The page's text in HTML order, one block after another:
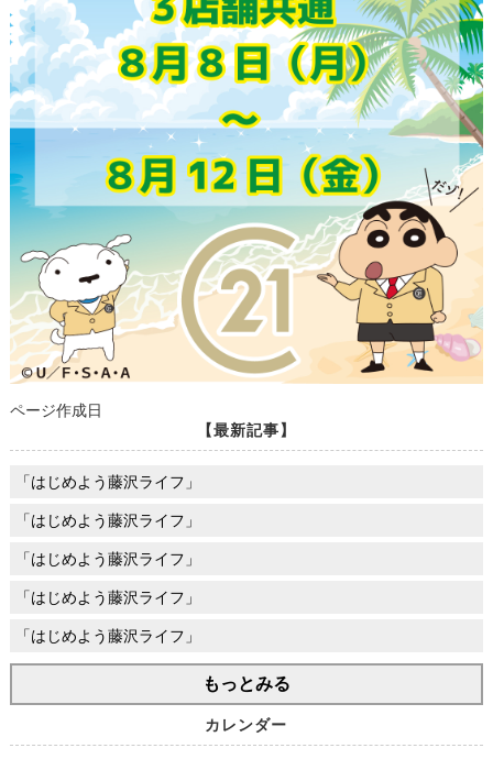
ページ作成日
【最新記事】
「はじめよう藤沢ライフ」
「はじめよう藤沢ライフ」
「はじめよう藤沢ライフ」
「はじめよう藤沢ライフ」
「はじめよう藤沢ライフ」
もっとみる
カレンダー